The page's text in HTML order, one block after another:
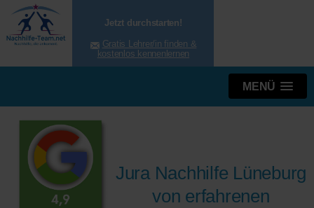
Jetzt durchstarten!
Gratis Lehrer/in finden &
kostenlos kennenlernen
MENÜ
Jura Nachhilfe Lüneburg
von erfahrenen